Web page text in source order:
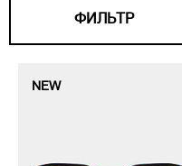
ФИЛЬТР
NEW